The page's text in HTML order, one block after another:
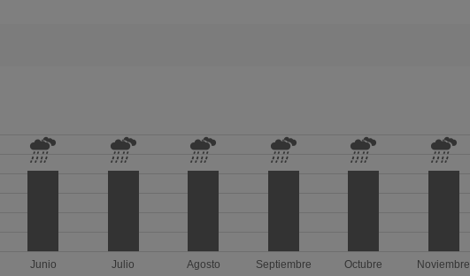
Junio
Julio
Agosto
Septiembre
Octubre
Noviembre